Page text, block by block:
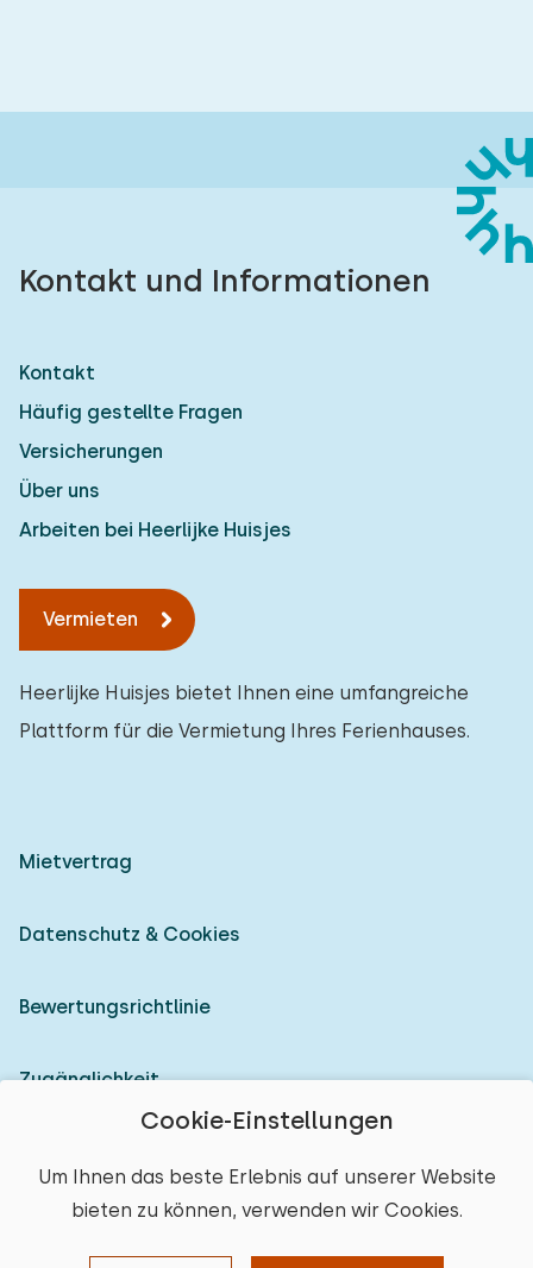
Cookie-Einstellungen
Um Ihnen das beste Erlebnis auf unserer Website
bieten zu können, verwenden wir Cookies.
Kontakt und Informationen
Kontakt
Häufig gestellte Fragen
Versicherungen
Über uns
Arbeiten bei Heerlijke Huisjes
Vermieten
Heerlijke Huisjes bietet Ihnen eine umfangreiche
Plattform für die Vermietung Ihres Ferienhauses.
Mietvertrag
Datenschutz & Cookies
Bewertungsrichtlinie
Zugänglichkeit
© 2026 Heerlijke Huisjes (eingetragene Marke)